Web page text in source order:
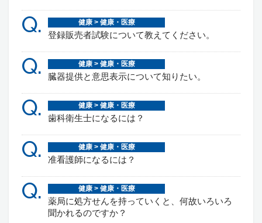
Q. 健康 > 健康・医療
登録販売者試験について教えてください。
Q. 健康 > 健康・医療
臓器提供と意思表示について知りたい。
Q. 健康 > 健康・医療
歯科衛生士になるには？
Q. 健康 > 健康・医療
准看護師になるには？
Q. 健康 > 健康・医療
薬局に処方せんを持っていくと、何故いろいろ
聞かれるのですか？